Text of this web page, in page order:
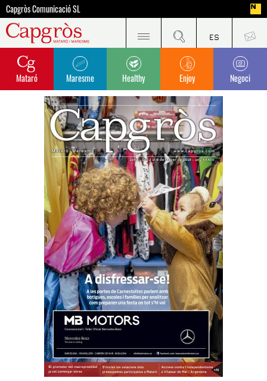
Capgròs Comunicació SL
Mataró Maresme Healthy Enjoy Negoci